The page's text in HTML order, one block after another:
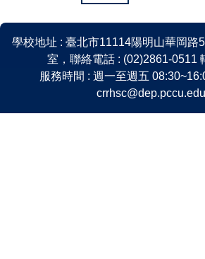
學校地址 : 臺北市11114陽明山華岡路
室，聯絡電話 : (02)2861-0511
服務時間 : 週一至週五